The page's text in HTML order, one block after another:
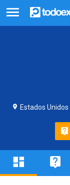
Estados Unidos